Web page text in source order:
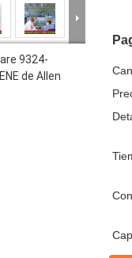
9324-
de Allen